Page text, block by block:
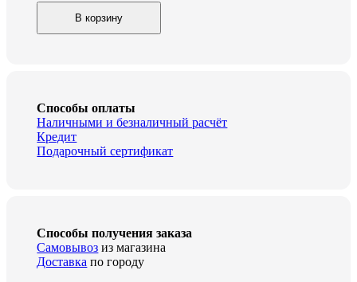
Маршрутизатор
Mercusys
AC12
В корзину
Способы оплаты
Наличными и безналичный расчёт
Кредит
Подарочный сертификат
Способы получения заказа
Самовывоз из магазина
Доставка по городу